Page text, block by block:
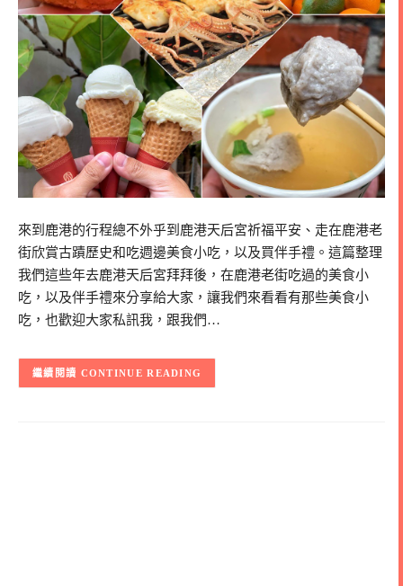
來到鹿港的行程總不外乎到鹿港天后宮祈福平安、走在鹿港老
街欣賞古蹟歷史和吃週邊美食小吃，以及買伴手禮。這篇整理
我們這些年去鹿港天后宮拜拜後，在鹿港老街吃過的美食小
吃，以及伴手禮來分享給大家，讓我們來看看有那些美食小
吃，也歡迎大家私訊我，跟我們…
CONTINUE READING